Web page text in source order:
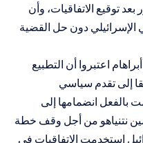
توقيع الاتفاقيات، وأن
الإسرائيلي دون حل القضية
اعتبروا أن التطبيع
إلى تقدم سياسي
بالفعل انضمامها إلى
نتنياهو من أجل وقف خطة
استخدمت الاتفاقيات في